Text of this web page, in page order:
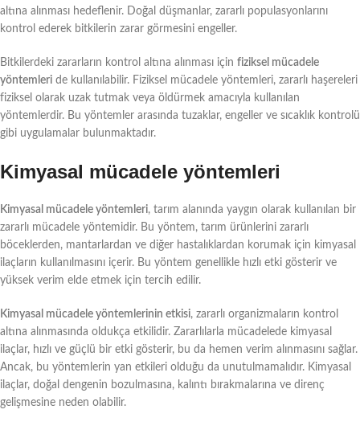
altına alınması hedeflenir. Doğal düşmanlar, zararlı populasyonlarını
kontrol ederek bitkilerin zarar görmesini engeller.
Bitkilerdeki zararların kontrol altına alınması için fiziksel mücadele
yöntemleri de kullanılabilir. Fiziksel mücadele yöntemleri, zararlı haşereleri
fiziksel olarak uzak tutmak veya öldürmek amacıyla kullanılan
yöntemlerdir. Bu yöntemler arasında tuzaklar, engeller ve sıcaklık kontrolü
gibi uygulamalar bulunmaktadır.
Kimyasal mücadele yöntemleri
Kimyasal mücadele yöntemleri, tarım alanında yaygın olarak kullanılan bir
zararlı mücadele yöntemidir. Bu yöntem, tarım ürünlerini zararlı
böceklerden, mantarlardan ve diğer hastalıklardan korumak için kimyasal
ilaçların kullanılmasını içerir. Bu yöntem genellikle hızlı etki gösterir ve
yüksek verim elde etmek için tercih edilir.
Kimyasal mücadele yöntemlerinin etkisi, zararlı organizmaların kontrol
altına alınmasında oldukça etkilidir. Zararlılarla mücadelede kimyasal
ilaçlar, hızlı ve güçlü bir etki gösterir, bu da hemen verim alınmasını sağlar.
Ancak, bu yöntemlerin yan etkileri olduğu da unutulmamalıdır. Kimyasal
ilaçlar, doğal dengenin bozulmasına, kalıntı bırakmalarına ve direnç
gelişmesine neden olabilir.